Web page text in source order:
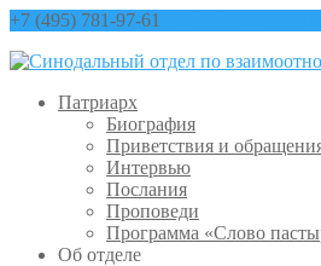
+7 (495) 781-97-61
Патриарх
Биография
Приветствия и
Интервью
Послания
Проповеди
Программа «Слово
Об отделе